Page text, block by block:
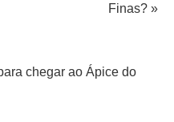
Finas? »
chegar ao Ápice do